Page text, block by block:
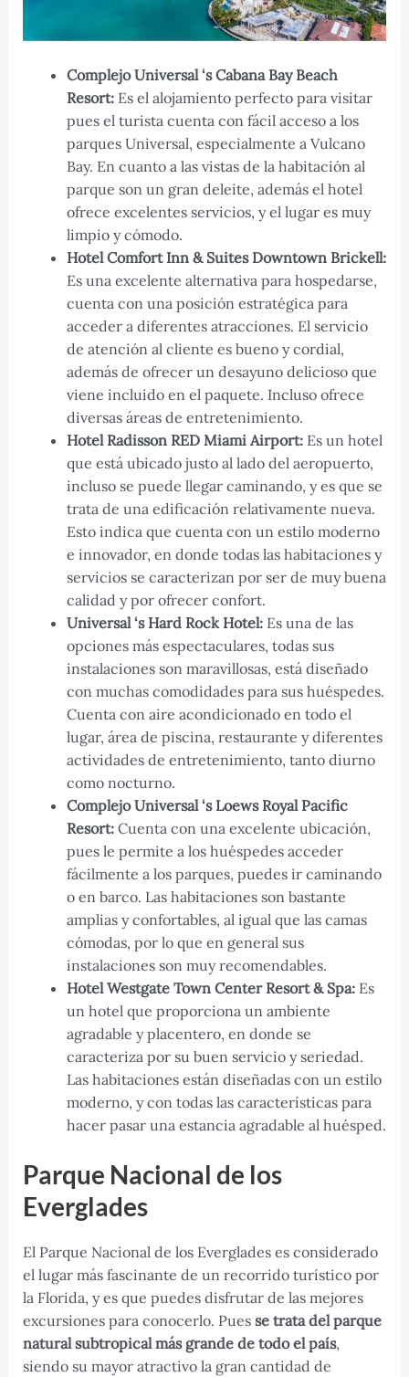
Complejo Universal ‘s Cabana Bay Beach
Resort:Es el alojamiento perfecto para visitar
pues el turista cuenta con fácil acceso a los
parques Universal, especialmente a Vulcano
Bay. En cuanto a las vistas de la habitación al
parque son un gran deleite, además el hotel
ofrece excelentes servicios, y el lugar es muy
limpio y cómodo.
Hotel Comfort Inn & Suites Downtown Brickell:
Es una excelente alternativa para hospedarse,
cuenta con una posición estratégica para
acceder a diferentes atracciones. El servicio
de atención al cliente es bueno y cordial,
además de ofrecer un desayuno delicioso que
viene incluido en el paquete. Incluso ofrece
diversas áreas de entretenimiento.
Hotel Radisson RED Miami Airport:Es un hotel
que está ubicado justo al lado del aeropuerto,
incluso se puede llegar caminando, y es que se
trata de una edificación relativamente nueva.
Esto indica que cuenta con un estilo moderno
e innovador, en donde todas las habitaciones y
servicios se caracterizan por ser de muy buena
calidad y por ofrecer confort.
Universal ‘s Hard Rock Hotel:Es una de las
opciones más espectaculares, todas sus
instalaciones son maravillosas, está diseñado
con muchas comodidades para sus huéspedes.
Cuenta con aire acondicionado en todo el
lugar, área de piscina, restaurante y diferentes
actividades de entretenimiento, tanto diurno
como nocturno.
Complejo Universal ‘s Loews Royal Pacific
Resort:Cuenta con una excelente ubicación,
pues le permite a los huéspedes acceder
fácilmente a los parques, puedes ir caminando
o en barco. Las habitaciones son bastante
amplias y confortables, al igual que las camas
cómodas, por lo que en general sus
instalaciones son muy recomendables.
Hotel Westgate Town Center Resort & Spa:Es
un hotel que proporciona un ambiente
agradable y placentero, en donde se
caracteriza por su buen servicio y seriedad.
Las habitaciones están diseñadas con un estilo
moderno, y con todas las características para
hacer pasar una estancia agradable al huésped.
Parque Nacional de los
Everglades
El Parque Nacional de los Everglades es considerado
el lugar más fascinante de un recorrido turístico por
la Florida, y es que puedes disfrutar de las mejores
excursiones para conocerlo. Pues se trata del parque
natural subtropical más grande de todo el país,
siendo su mayor atractivo la gran cantidad de